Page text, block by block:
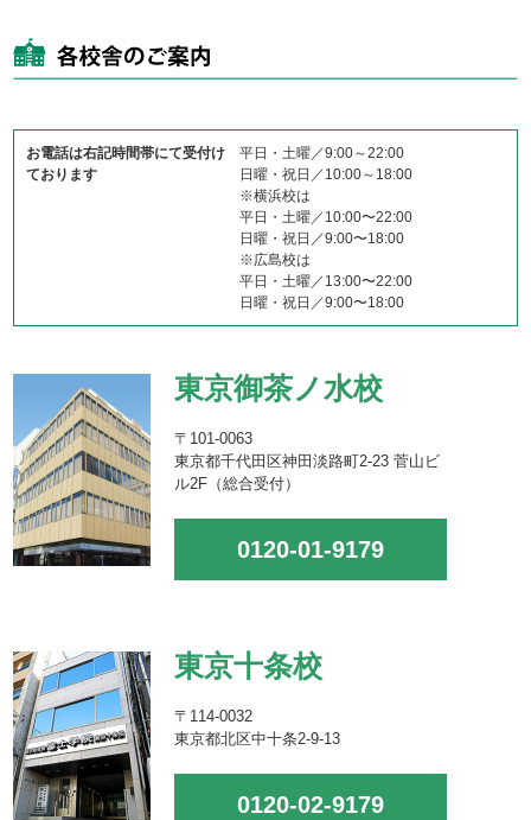
お電話は右記時間帯にて受付け
ております
平日・土曜／9:00～22:00
日曜・祝日／10:00～18:00
※横浜校は
平日・土曜／10:00〜22:00
日曜・祝日／9:00〜18:00
※広島校は
平日・土曜／13:00〜22:00
日曜・祝日／9:00〜18:00
東京御茶ノ水校
〒101-0063
東京都千代田区神田淡路町2-23 菅山ビ
ル2F（総合受付）
0120-01-9179
東京十条校
〒114-0032
東京都北区中十条2-9-13
0120-02-9179